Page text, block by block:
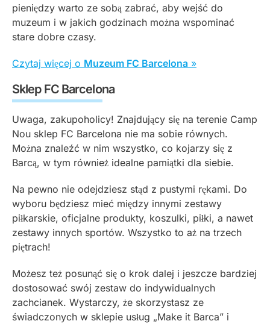
pieniędzy warto ze sobą zabrać, aby wejść do
muzeum i w jakich godzinach można wspominać
stare dobre czasy.
Czytaj więcej o Muzeum FC Barcelona »
Sklep FC Barcelona
Uwaga, zakupoholicy! Znajdujący się na terenie Camp
Nou sklep FC Barcelona nie ma sobie równych.
Można znaleźć w nim wszystko, co kojarzy się z
Barcą, w tym również idealne pamiątki dla siebie.
Na pewno nie odejdziesz stąd z pustymi rękami. Do
wyboru będziesz mieć między innymi zestawy
piłkarskie, oficjalne produkty, koszulki, piłki, a nawet
zestawy innych sportów. Wszystko to aż na trzech
piętrach!
Możesz też posunąć się o krok dalej i jeszcze bardziej
dostosować swój zestaw do indywidualnych
zachcianek. Wystarczy, że skorzystasz ze
świadczonych w sklepie usług „Make it Barca” i